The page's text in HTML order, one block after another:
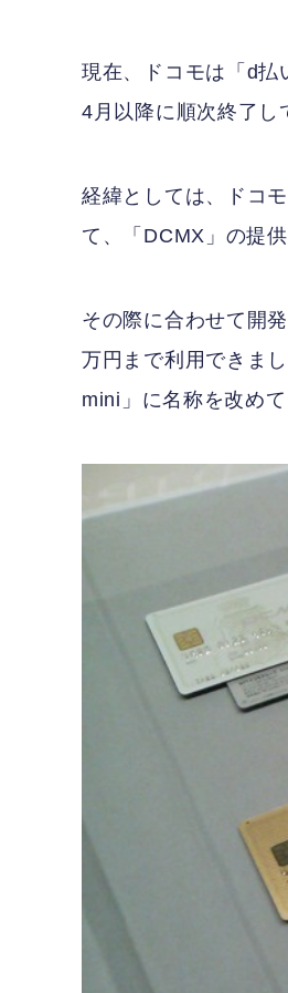
現在、ドコモは「d払
4月以降に順次終了し
経緯としては、ドコ
て、「DCMX」の提
その際に合わせて開
万円まで利用できま
mini」に名称を改めて